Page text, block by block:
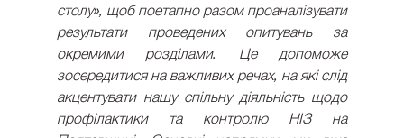
столу», щоб поетапно разом проаналізувати
результати проведених опитувань за
окремими розділами. Це допоможе
зосередитися на важливих речах, на які слід
акцентувати нашу спільну діяльність щодо
профілактики та контролю НІЗ на